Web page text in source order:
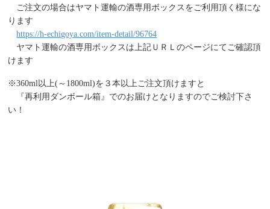
ご注文の場合はヤマト運輸の酒専用ボックスをご利用頂く様にな
ります
https://h-echigoya.com/item-detail/96764
ヤマト運輸の酒専用ボックスは上記ＵＲＬのページにてご確認頂
けます
※360ml以上(～1800ml)を３本以上ご注文頂けますと
『再利用ダンボール箱』でのお届けとなりますのでご検討下さ
い！